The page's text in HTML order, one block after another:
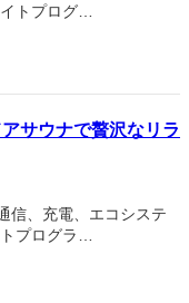
トプログ…
サウナで贅沢なリラ
、充電、エコシステ
プログラ…